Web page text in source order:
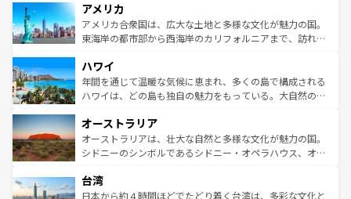
ンツ一覧を参照してほしい。
の建物がそのまま残る町や、スイスならではのユニークな
博物館もあり、アルプス観光だけでなく町歩きも満喫する
ことができる。国民の所得が高いため物価も高いが、旅行
ば市内交通費無料で観光を楽しむこともできる。 なお、新
着のスイス情報はコンテンツ一覧 を参照してほしい。
アメリカ
アメリカ合衆国は、広大な土地と多様な文化が魅力の国。
東海岸の都市部から西海岸のカリフォルニアまで、訪れる
のような巨大都市は、観光、ショッピング、エンターテイ
ンメントが詰まった刺激的なスポットだ。一方、アメリカ
西部には大自然が広がり、グランドキャニオンやイエロー
部のニューオーリンズでは、音楽と美食が融合した独特の
文化が魅力。旅行者はアメリカの各地域で異なる魅力を楽
しみながら、その多様性と豊かな歴史を感じることができ
ならではの贅沢な旅のスタイルだ。 なお、新着のアメリカ
情報はコンテンツ一覧を参照してほしい。
ハワイ
年間を通じて温暖な気候に恵まれ、多くの島で構成される
ハワイは、どの島も独自の魅力をもっている。大自然の神
ワイ島は見逃せない。また、定番の観光地といえばオアフ
島だが、静かな自然を求めるならマウイ島やカウアイ島が
おすすめ。エメラルドグリーンに輝く海をはじめ、豊かな
れるおもてなしの心で訪れる人々を迎えてくれるハワイの
人々、おいしいローカルフードやハワイアンミュージッ
オーストラリア
オーストラリアは、壮大な自然と多様な文化が魅力の国。
シドニーのシンボルであるシドニー・オペラハウス、オー
リアリーフや大陸中央部にそびえるウルル（エアーズロッ
ク）、タスマニアの美しい原生林やケアンズの熱帯雨林な
台湾
日本から約４時間ほどでたどり着く台湾は、多彩な文化と